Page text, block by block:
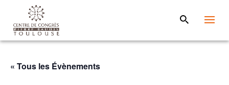
« Tous les Évènements